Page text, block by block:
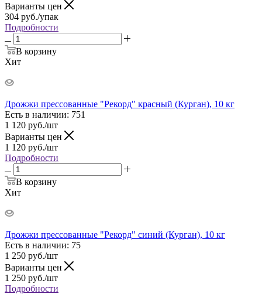
Варианты цен
304 руб./упак
Подробности
В корзину
Хит
Дрожжи прессованные "Рекорд" красный (Курган), 10 кг
Есть в наличии: 751
1 120 руб./шт
Варианты цен
1 120 руб./шт
Подробности
В корзину
Хит
Дрожжи прессованные "Рекорд" синий (Курган), 10 кг
Есть в наличии: 75
1 250 руб./шт
Варианты цен
1 250 руб./шт
Подробности